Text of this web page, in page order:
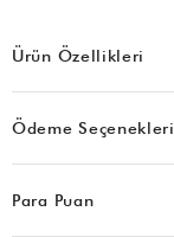
Ürün Özellikleri
Ödeme Seçenekleri
Para Puan